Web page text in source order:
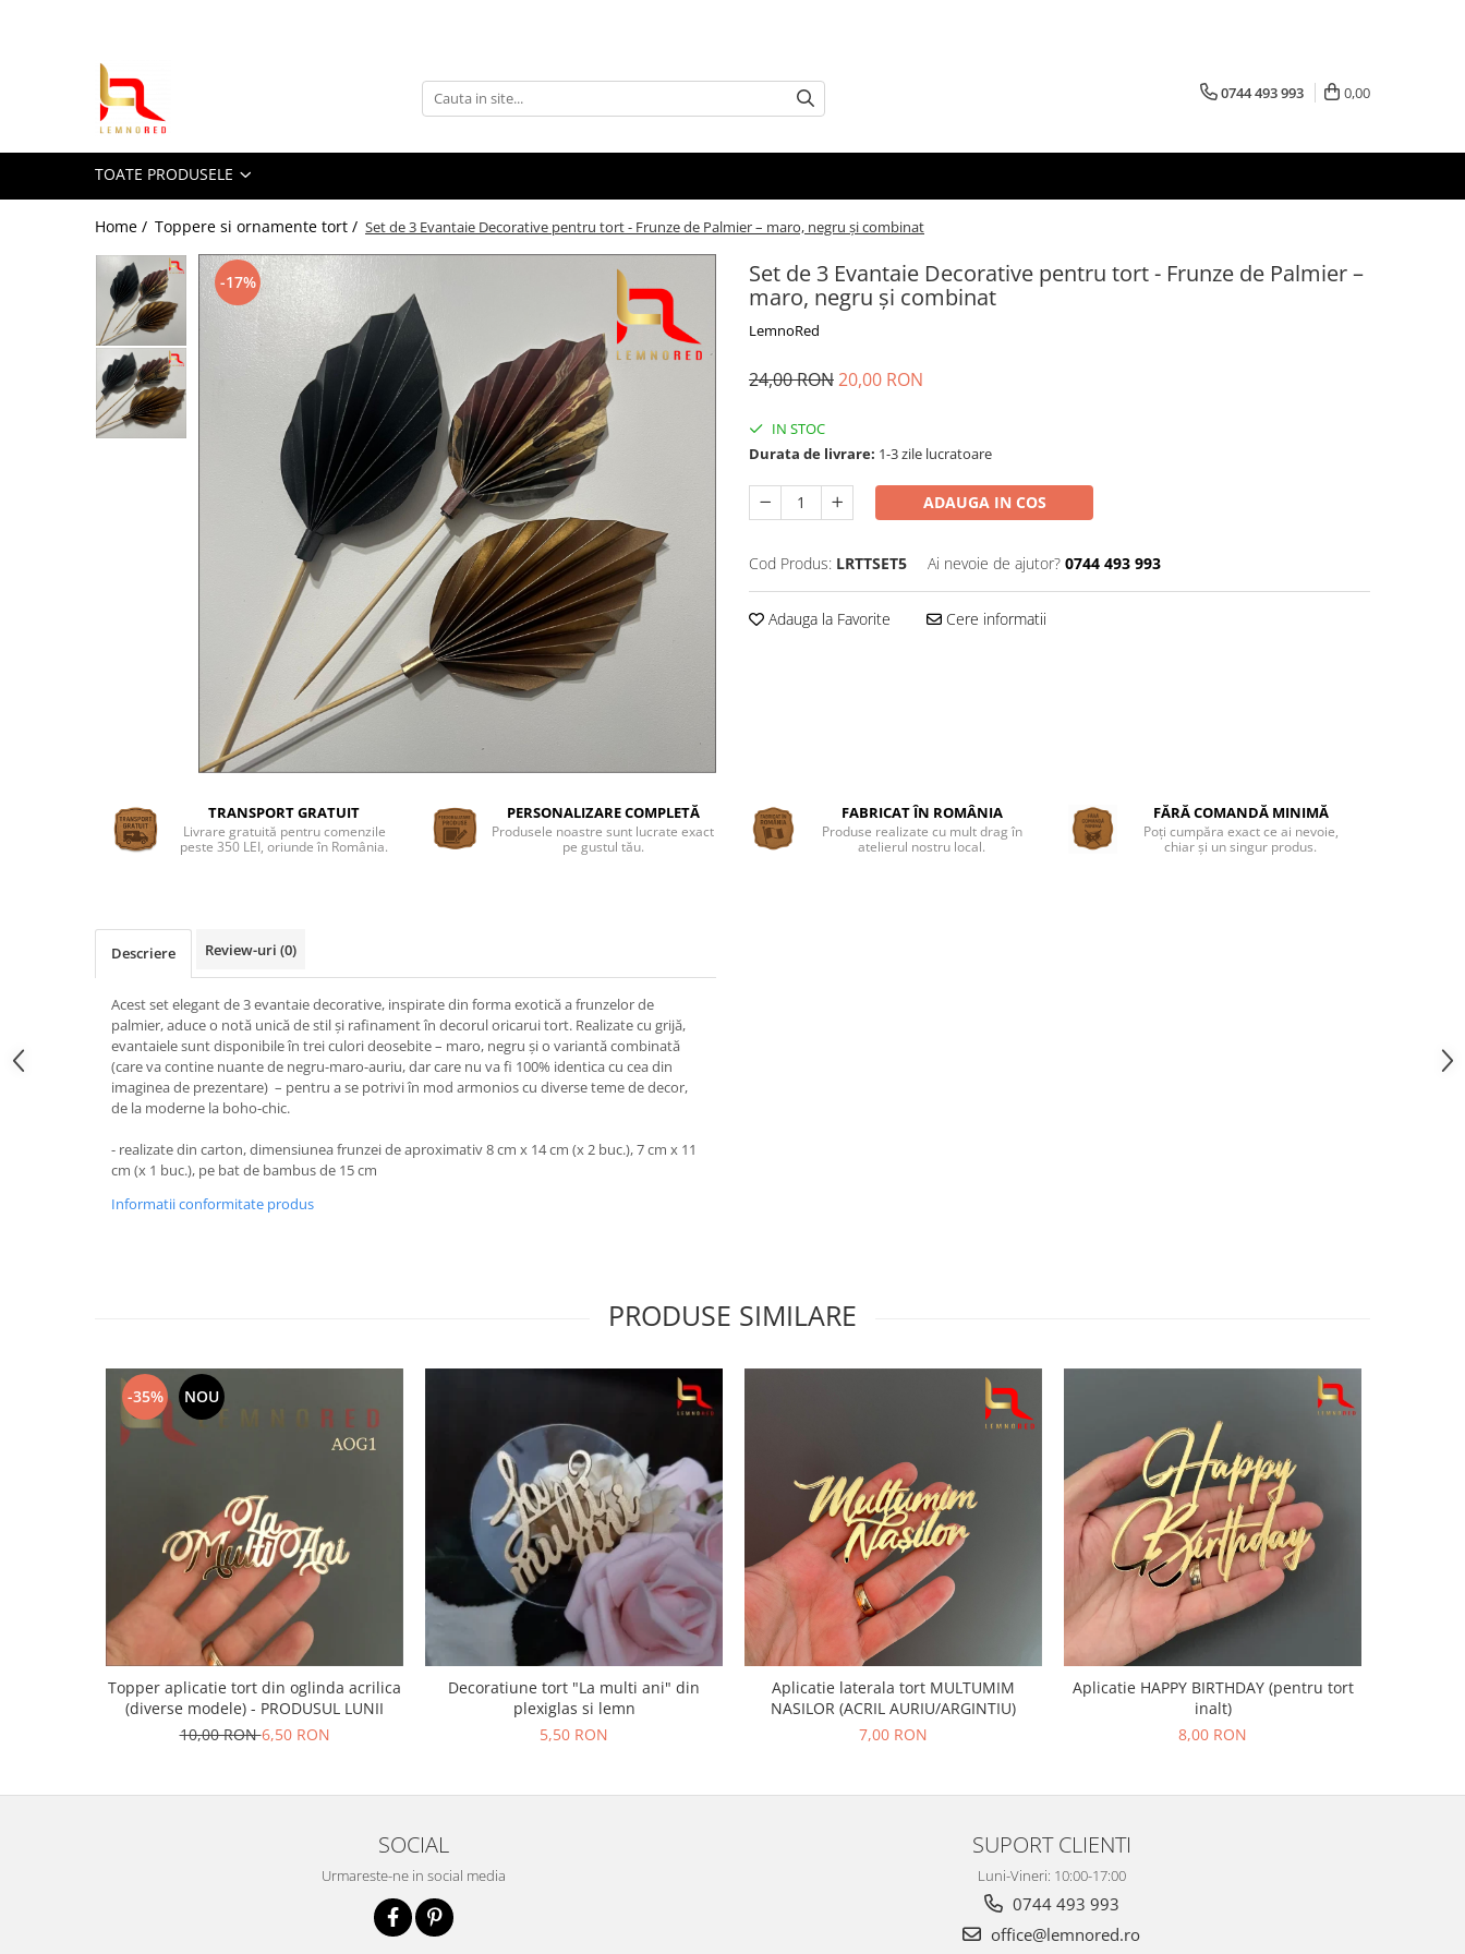
Toate Produsele
Toppere si ornamente tort
Toppere nunta
Decoruri tort
Suite toppere tematice
Evantaie/frunze
Fluturasi (zeci de variante)
Figurine din
rasina/PVC/metal/polistiren
Aranjamente baloane
Accesorii nunta
Umerase miri
Botez
Accesorii botez
Globuri personalizate
Decoratiuni Craciun
Scoala/Absolvire
Magneti personalizati
Cutii aranjamente florale
Placute ABS (metalex)
PRODUSUL LUNII
0744 493 993 0,00
TOATE PRODUSELE
Home / Toppere si ornamente tort / Set de 3 Evantaie Decorative pentru tort - Frunze de Palmier – maro, negru și combinat
Set de 3 Evantaie Decorative pentru tort - Frunze de Palmier –
maro, negru și combinat
LemnoRed
-17%
24,00 RON20,00 RON
IN STOC
Durata de livrare: 1-3 zile lucratoare
ADAUGA IN COS
Cod Produs: LRTTSET5 Ai nevoie de ajutor? 0744 493 993
Adauga la Favorite Cere informatii
TRANSPORT GRATUIT
Livrare gratuită pentru comenzile
peste 350 LEI, oriunde în România.
PERSONALIZARE COMPLETĂ
Produsele noastre sunt lucrate exact
pe gustul tău.
FABRICAT ÎN ROMÂNIA
Produse realizate cu mult drag în
atelierul nostru local.
FĂRĂ COMANDĂ MINIMĂ
Poți cumpăra exact ce ai nevoie,
chiar și un singur produs.
Descriere Review-uri (0)
Acest set elegant de 3 evantaie decorative, inspirate din forma exotică a frunzelor de
palmier, aduce o notă unică de stil și rafinament în decorul oricarui tort. Realizate cu grijă,
evantaiele sunt disponibile în trei culori deosebite – maro, negru și o variantă combinată
(care va contine nuante de negru-maro-auriu, dar care nu va fi 100% identica cu cea din
imaginea de prezentare) – pentru a se potrivi în mod armonios cu diverse teme de decor,
de la moderne la boho-chic.
- realizate din carton, dimensiunea frunzei de aproximativ 8 cm x 14 cm (x 2 buc.), 7 cm x 11
cm (x 1 buc.), pe bat de bambus de 15 cm
Informatii conformitate produs
PRODUSE SIMILARE
-35% NOU
Topper aplicatie tort din oglinda acrilica
(diverse modele) - PRODUSUL LUNII
10,00 RON6,50 RON
Decoratiune tort "La multi ani" din
plexiglas si lemn
5,50 RON
Aplicatie laterala tort MULTUMIM
NASILOR (ACRIL AURIU/ARGINTIU)
7,00 RON
Aplicatie HAPPY BIRTHDAY (pentru tort
inalt)
8,00 RON
SOCIAL
Urmareste-ne in social media
SUPORT CLIENTI
Luni-Vineri: 10:00-17:00
0744 493 993
office@lemnored.ro